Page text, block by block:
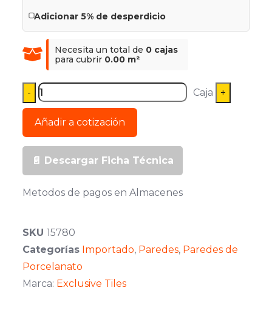
Adicionar 5% de desperdicio
Necesita un total de 0 cajas
para cubrir 0.00 m²
Caja
Añadir a cotización
📄 Descargar Ficha Técnica
Metodos de pagos en Almacenes
SKU 15780
Categorías Importado, Paredes, Paredes de
Porcelanato
Marca: Exclusive Tiles